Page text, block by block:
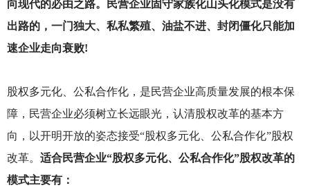
向现代的必由之路。民营企业固守家族化山头化模式是没有
出路的，一门独大、私私繁殖、油盐不进、封闭僵化只能加
速企业走向衰败!
股权多元化、公私合作化，是民营企业高质量发展的根本保
障，民营企业必须树立长远眼光，认清股权改革的基本方
向，以开明开放的姿态接受“股权多元化、公私合作化”股权
改革。 适合民营企业“股权多元化、公私合作化”股权改革的
模式主要有：